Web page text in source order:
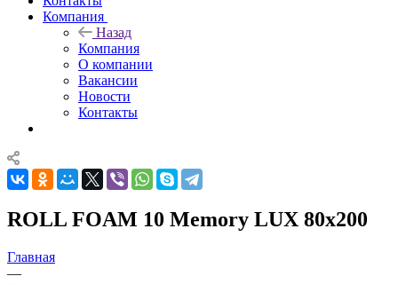
Компания
Назад
Компания
О компании
Вакансии
Новости
Контакты
ROLL FOAM 10 Memory LUX 80x200
Главная
—